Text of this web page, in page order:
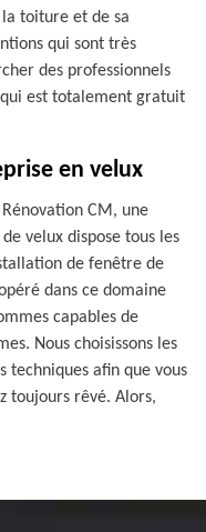
toiture et de sa
qui sont très
des professionnels
est totalement gratuit
en velux
CM, une
velux dispose tous les
de fenêtre de
dans ce domaine
capables de
Nous choisissons les
techniques afin que vous
toujours rêvé. Alors,